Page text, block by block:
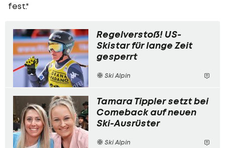
fest."
Regelverstoß! US-
Skistar für lange Zeit
gesperrt
Ski Alpin
Tamara Tippler setzt bei
Comeback auf neuen
Ski-Ausrüster
Ski Alpin